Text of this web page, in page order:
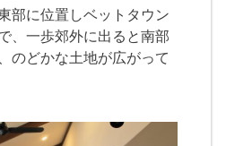
部に位置しベットタウン
、一歩郊外に出ると南部
のどかな土地が広がって